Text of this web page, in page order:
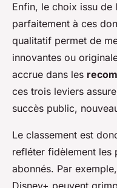
Enfin, le choix issu de
parfaitement à ces
qualitatif permet de
innovantes ou
accrue dans les
ces trois leviers
succès public,
Le classement est
refléter fidèlement les
abonnés. Par